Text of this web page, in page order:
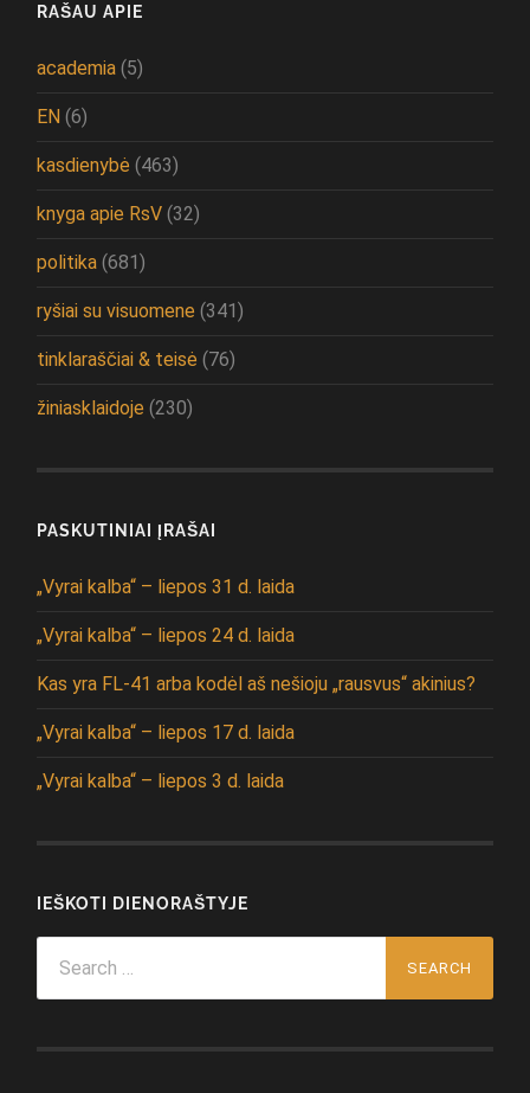
RAŠAU APIE
academia (5)
EN (6)
kasdienybė (463)
knyga apie RsV (32)
politika (681)
ryšiai su visuomene (341)
tinklaraščiai & teisė (76)
žiniasklaidoje (230)
PASKUTINIAI ĮRAŠAI
„Vyrai kalba“ – liepos 31 d. laida
„Vyrai kalba“ – liepos 24 d. laida
Kas yra FL-41 arba kodėl aš nešioju „rausvus“ akinius?
„Vyrai kalba“ – liepos 17 d. laida
„Vyrai kalba“ – liepos 3 d. laida
IEŠKOTI DIENORAŠTYJE
for: